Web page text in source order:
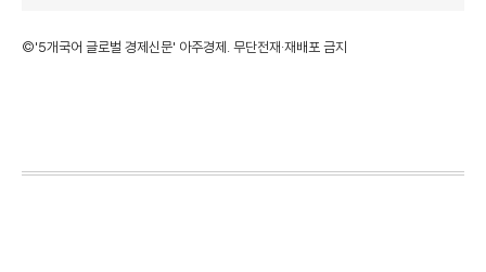
©'5개국어 글로벌 경제신문' 아주경제. 무단전재·재배포 금지